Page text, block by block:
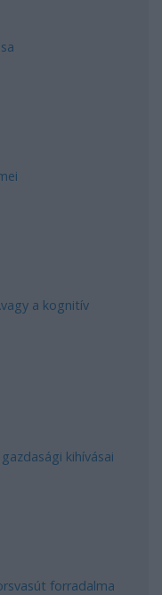
a kognitív
kihívásai
forradalma